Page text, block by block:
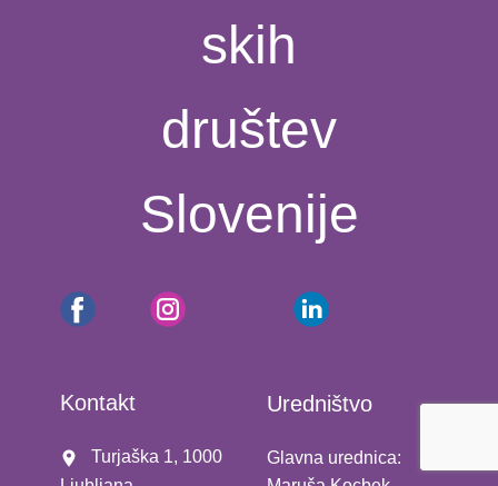
skih
društev
Slovenije
Kontakt
​ Turjaška 1, 1000
Uredništvo
Glavna urednica: